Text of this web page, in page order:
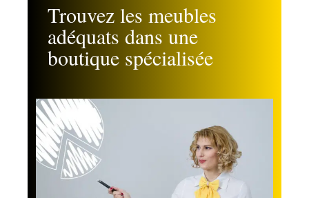
Trouvez les meubles
adéquats dans une
boutique spécialisée